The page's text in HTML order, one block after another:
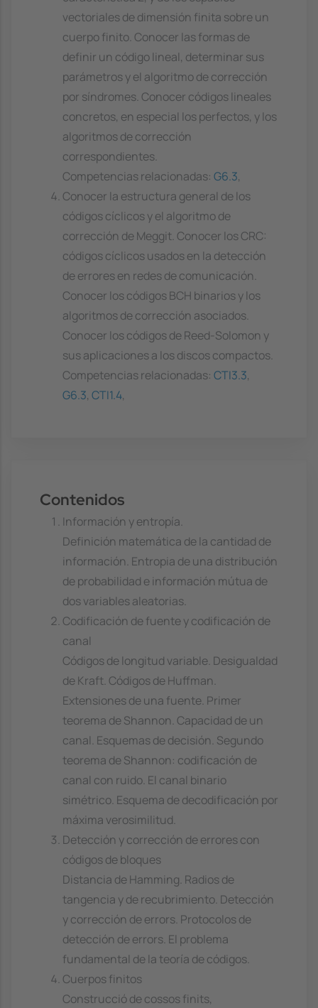
vectoriales de dimensión finita sobre un
cuerpo finito. Conocer las formas de
definir un código lineal, determinar sus
parámetros y el algoritmo de corrección
por síndromes. Conocer códigos lineales
concretos, en especial los perfectos, y los
algoritmos de corrección
correspondientes.
Competencias relacionadas: G6.3,
Conocer la estructura general de los
códigos cíclicos y el algoritmo de
corrección de Meggit. Conocer los CRC:
códigos cíclicos usados en la detección
de errores en redes de comunicación.
Conocer los códigos BCH binarios y los
algoritmos de corrección asociados.
Conocer los códigos de Reed-Solomon y
sus aplicaciones a los discos compactos.
Competencias relacionadas: CTI3.3,
G6.3, CTI1.4,
Contenidos
Información y entropía.
Definición matemática de la cantidad de
información. Entropia de una distribución
de probabilidad e información mútua de
dos variables aleatorias.
Codificación de fuente y codificación de
canal
Códigos de longitud variable. Desigualdad
de Kraft. Códigos de Huffman.
Extensiones de una fuente. Primer
teorema de Shannon. Capacidad de un
canal. Esquemas de decisión. Segundo
teorema de Shannon: codificación de
canal con ruido. El canal binario
simétrico. Esquema de decodificación por
máxima verosimilitud.
Detección y corrección de errores con
códigos de bloques
Distancia de Hamming. Radios de
tangencia y de recubrimiento. Detección
y corrección de errors. Protocolos de
detección de errors. El problema
fundamental de la teoría de códigos.
Cuerpos finitos
Construcció de cossos finits,